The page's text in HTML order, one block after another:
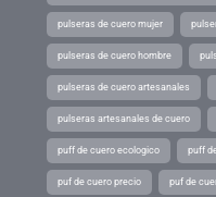
pulseras de cuero mujer
pulseras de cuero hombre
pulseras de cuero artesanales
pulseras artesanales de cuero
puff de cuero ecologico puff
puf de cuero precio puf de